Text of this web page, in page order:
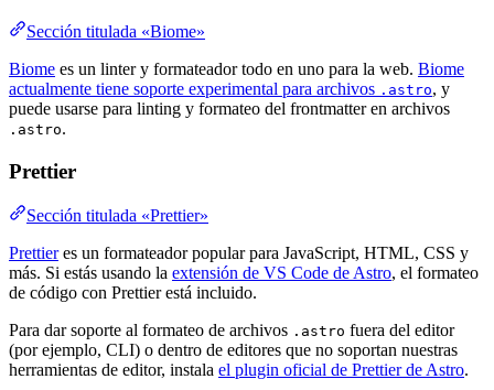
Sección titulada «Biome»
Biome es un linter y formateador todo en uno para la web. Biome
actualmente tiene soporte experimental para archivos .astro, y
puede usarse para linting y formateo del frontmatter en archivos
.astro.
Prettier
Sección titulada «Prettier»
Prettieres un formateador popular para JavaScript, HTML, CSS y
más. Si estás usando la extensión de VS Code de Astro, el formateo
de código con Prettier está incluido.
Para dar soporte al formateo de archivos .astro fuera del editor
(por ejemplo, CLI) o dentro de editores que no soportan nuestras
herramientas de editor, instala el plugin oficial de Prettier de Astro.